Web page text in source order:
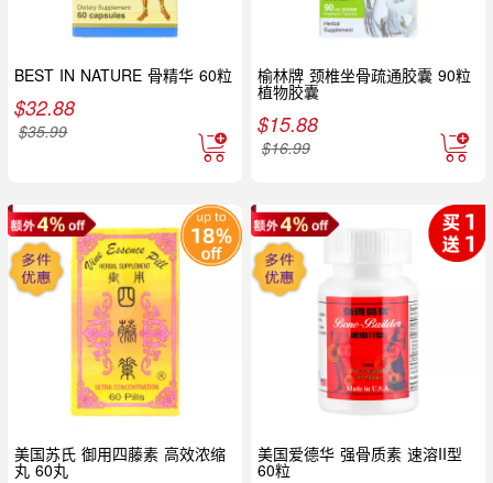
BEST IN NATURE 骨精华 60粒
$32.88
$35.99
榆林牌 颈椎坐骨疏通胶囊 90粒
植物胶囊
$15.88
$16.99
美国苏氏 御用四藤素 高效浓缩
丸 60丸
美国爱德华 强骨质素 速溶II型
60粒